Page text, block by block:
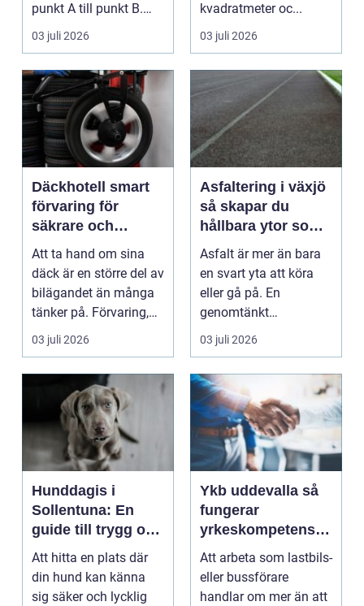
punkt A till punkt B.
Rätt partner...
03 juli 2026
kvadratmeter oc...
03 juli 2026
Däckhotell smart
förvaring för
säkrare och
enklare bilägande
Att ta hand om sina
däck är en större del av
bilägandet än många
tänker på. Förvaring,
skick, lufttr...
03 juli 2026
Asfaltering i växjö
så skapar du
hållbara ytor som
fungerar året runt
Asfalt är mer än bara
en svart yta att köra
eller gå på. En
genomtänkt
asfaltering kan lyfta
03 juli 2026
Hunddagis i
Sollentuna: En
guide till trygg och
stimulerande
dagvård för din
hund
Att hitta en plats där
din hund kan känna
sig säker och lycklig
Ykb uddevalla så
fungerar
yrkeskompetensbe
vis för lastbil och
buss
Att arbeta som lastbils-
eller bussförare
handlar om mer än att